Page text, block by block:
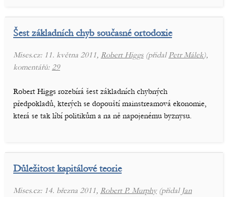
Šest základních chyb současné ortodoxie
Mises.cz: 11. května 2011, Robert Higgs (přidal Petr Málek),
komentářů: 29
Robert Higgs rozebírá šest základních chybných
předpokladů, kterých se dopouští mainstreamová ekonomie,
která se tak líbí politikům a na ně napojenému byznysu.
Důležitost kapitálové teorie
Mises.cz: 14. března 2011, Robert P. Murphy(přidal Jan